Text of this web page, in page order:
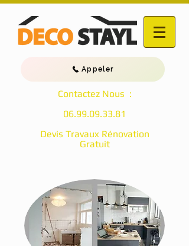
Appeler
Contactez Nous :
06.99.09.33.81
Devis Travaux Rénovation
Gratuit